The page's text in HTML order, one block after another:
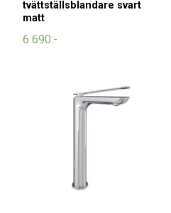
tvättställsblandare svart
matt
6 690:-